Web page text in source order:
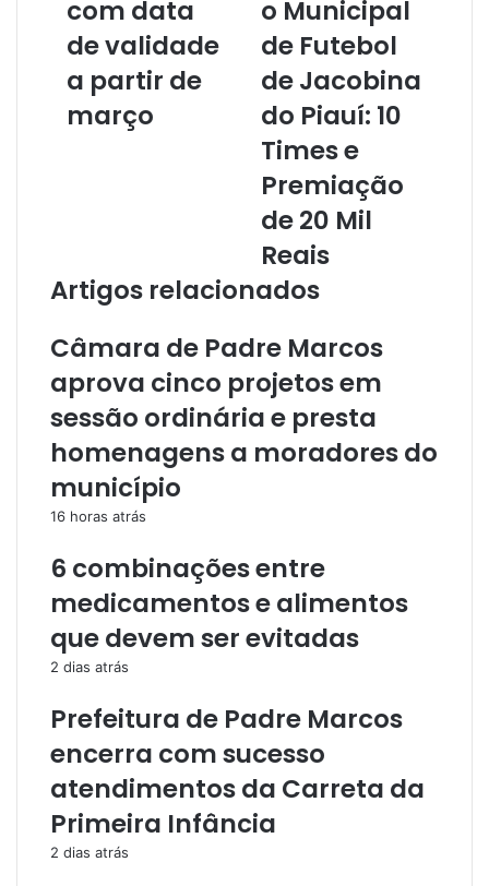
a
com data
de validade
a partir de
março
o Municipal
de Futebol
de Jacobina
do Piauí: 10
Times e
Premiação
de 20 Mil
Reais
Artigos relacionados
Câmara de Padre Marcos
aprova cinco projetos em
sessão ordinária e presta
homenagens a moradores do
município
16 horas atrás
6 combinações entre
medicamentos e alimentos
que devem ser evitadas
2 dias atrás
Prefeitura de Padre Marcos
encerra com sucesso
atendimentos da Carreta da
Primeira Infância
2 dias atrás